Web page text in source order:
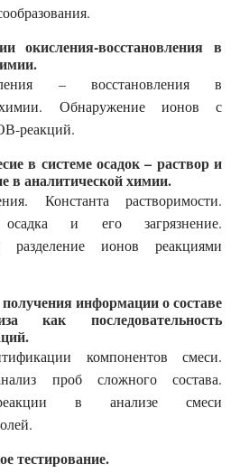
окисления-восстановления в
– восстановления в
химии. Обнаружение ионов с
реакций.
в системе осадок – раствор и
в аналитической химии.
Константа растворимости.
осадка и его загрязнение.
ионов реакциями
информации о составе
как последовательность
компонентов смеси.
проб сложного состава.
в анализе смеси
тестирование.